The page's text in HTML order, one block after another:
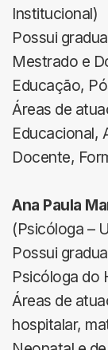
Institucional)
Possui
Mestrado e
Educação,
Áreas de
Educacional,
Docente,
Ana Paula
(Psicóloga –
Possui
Psicóloga do
Áreas de
hospitalar,